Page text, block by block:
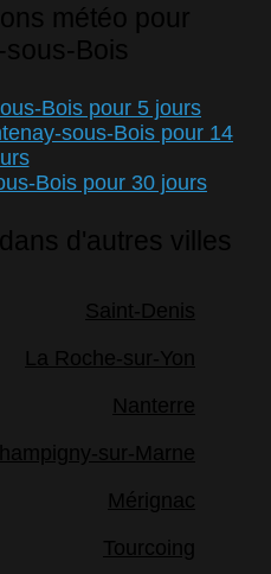
météo pour
Bois
Bois pour 5 jours
sous-Bois pour 14
Bois pour 30 jours
d'autres villes
Saint-Denis
La Roche-sur-Yon
Nanterre
sur-Marne
Mérignac
Tourcoing